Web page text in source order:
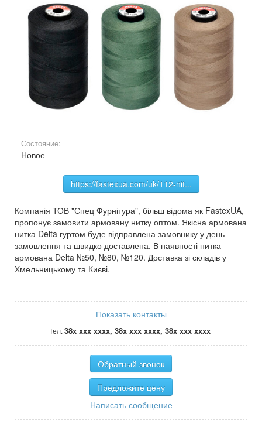
Состояние:
Новое
https://fastexua.com/uk/112-nit...
Компанія ТОВ "Спец Фурнітура", більш відома як FastexUA,
пропонує замовити армовану нитку оптом. Якісна армована
нитка Delta гуртом буде відправлена замовнику у день
замовлення та швидко доставлена. В наявності нитка
армована Delta №50, №80, №120. Доставка зі складів у
Хмельницькому та Києві.
Показать контакты
Тел. 38x xxx xxxx, 38x xxx xxxx, 38x xxx xxxx
Обратный звонок
Предложите цену
Написать сообщение